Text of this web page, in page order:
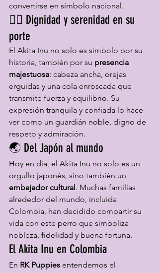
convertirse en símbolo nacional.
🧘‍♂️ Dignidad y serenidad en su
porte
El Akita Inu no solo es símbolo por su
historia, también por su presencia
majestuosa: cabeza ancha, orejas
erguidas y una cola enroscada que
transmite fuerza y equilibrio. Su
expresión tranquila y confiada lo hace
ver como un guardián noble, digno de
respeto y admiración.
🌏 Del Japón al mundo
Hoy en día, el Akita Inu no solo es un
orgullo japonés, sino también un
embajador cultural. Muchas familias
alrededor del mundo, incluida
Colombia, han decidido compartir su
vida con este perro que simboliza
nobleza, fidelidad y buena fortuna.
El Akita Inu en Colombia
En RK Puppies entendemos el